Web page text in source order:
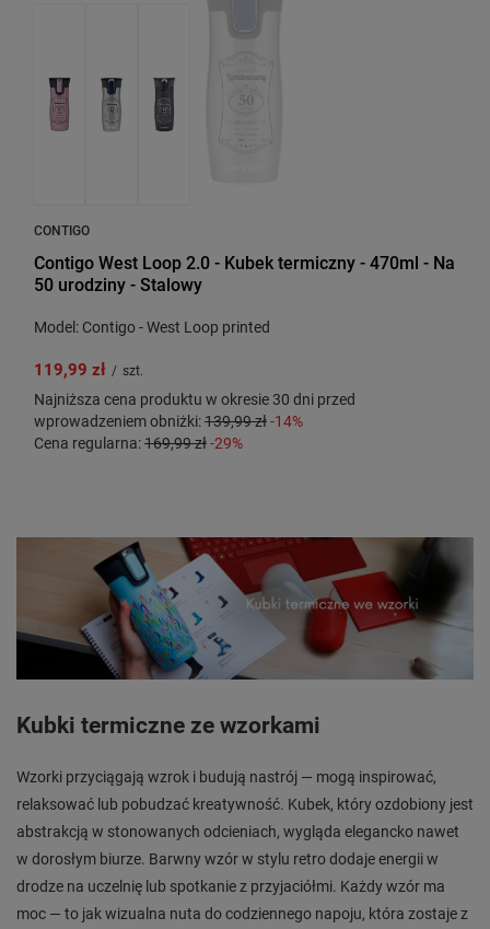
CONTIGO
Contigo West Loop 2.0 - Kubek termiczny - 470ml - Na
50 urodziny - Stalowy
Model: Contigo - West Loop printed
119,99 zł / szt.
Najniższa cena produktu w okresie 30 dni przed
wprowadzeniem obniżki:139,99 zł-14%
Cena regularna:169,99 zł-29%
Kubki termiczne ze wzorkami
Wzorki przyciągają wzrok i budują nastrój — mogą inspirować,
relaksować lub pobudzać kreatywność. Kubek, który ozdobiony jest
abstrakcją w stonowanych odcieniach, wygląda elegancko nawet
w dorosłym biurze. Barwny wzór w stylu retro dodaje energii w
drodze na uczelnię lub spotkanie z przyjaciółmi. Każdy wzór ma
moc — to jak wizualna nuta do codziennego napoju, która zostaje z